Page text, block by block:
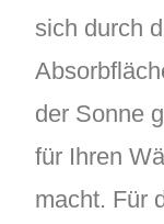
sich durch
der Sonne
für Ihren
macht. Für